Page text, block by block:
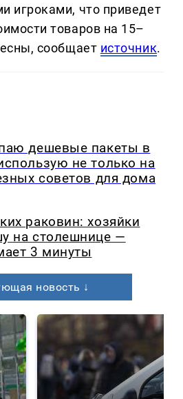
игроками, что приведет
товаров на 15–
сообщает источник.
дешевые пакеты в
не только на
советов для дома
раковин: хозяйки
на столешнице —
3 минуты
новость ↓